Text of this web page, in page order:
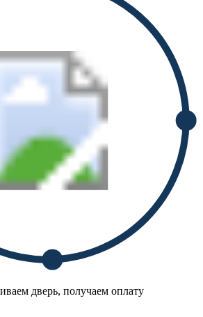
дверь, получаем оплату